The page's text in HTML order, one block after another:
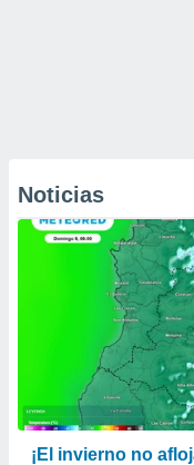
Noticias
¡El invierno no